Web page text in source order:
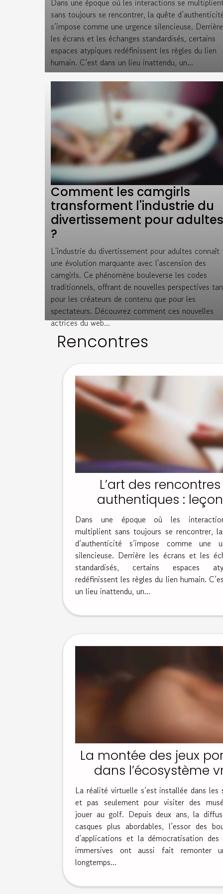
sans toujours se rencontrer, la quête
s’impose comme une urgence silencieuse. Derrière
les écrans et les échanges standardisés, certains
espaces atypiques redéfinissent les règles du lien
humain. C’est dans un lieu inattendu, un...
Comment les camgirls
transforment l'industrie du
divertissement pour adultes
?
L'industrie du divertissement pour adultes connaît
une évolution marquante avec l'ascension des
camgirls. Ce phénomène bouleverse les codes
traditionnels, offrant de nouvelles perspectives
pour les créateurs de contenu que pour les
spectateurs. Découvrez comment ces nouvelles
actrices du web...
Rencontres
L’art des rencontres
authentiques : leçon
apprise dans un
Dans une époque où les
multiplient sans toujours se rencontrer,
d’authenticité s’impose comme une
silencieuse. Derrière les écrans et les
standardisés, certains espaces
redéfinissent les règles du lien humain.
un lieu inattendu, un...
La montée des jeux
dans l’écosystème
simple effet de mode
La réalité virtuelle s’est installée dans les
et pas seulement pour visiter des
jouer au golf. Depuis deux ans, la
casques plus abordables, l’essor des
d’applications et la démocratisation des
immersives ont aussi fait remonter
longtemps...